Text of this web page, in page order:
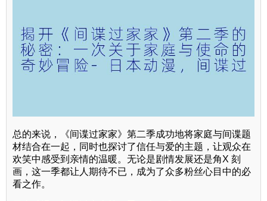
总的来说，《间谍过家家》第二季成功地将家庭与间谍题
材结合在一起，同时也探讨了信任与爱的主题，让观众在
欢笑中感受到亲情的温暖。无论是剧情发展还是角X 刻
画，这一季都让人期待不已，成为了众多粉丝心目中的必
看之作。